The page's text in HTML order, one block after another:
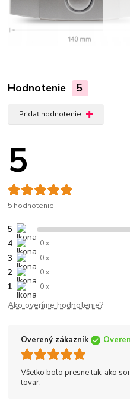
Hodnotenie 5
Pridať hodnotenie
5
5 hodnotenie
5
4 0 x
3 0 x
2 0 x
1 0 x
Ako overíme hodnotenie?
Overený zákazník
Všetko bolo presne tak, ako
tovar.